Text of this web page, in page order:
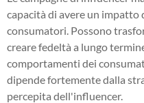
capacità di avere un impatto
consumatori. Possono
creare fedeltà a lungo
comportamenti dei
dipende fortemente dalla
percepita dell'influencer.